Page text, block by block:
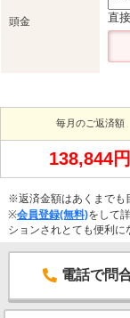
頭金 直
毎月のご返済額
138,844円
※返済金額はあくまでも
※会員登録(無料)をして
ションされとても便利に
電話で問